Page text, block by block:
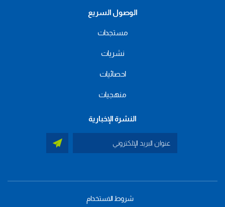
الوصول السريع
مستجدات
نشريات
احصائيات
منهجيات
النشرة الإخبارية
شروط الاستخدام